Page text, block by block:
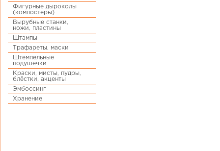
Фигурные дыроколы
(компостеры)
Вырубные станки,
ножи, пластины
Штампы
Трафареты, маски
Штемпельные
подушечки
Краски, мисты, пудры,
блёстки, акценты
Эмбоссинг
Хранение